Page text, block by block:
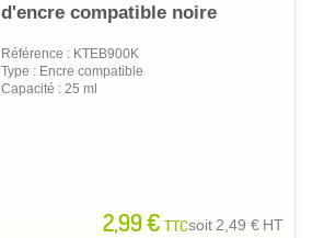
d'encre compatible noire
Référence : KTEB900K
Type : Encre compatible
Capacité : 25 ml
2,99 € TTCsoit2,49 € HT